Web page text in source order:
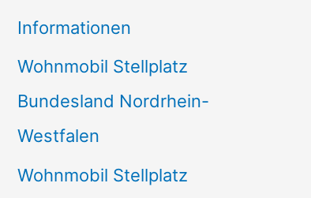
n
a
c
h
Informationen
Wohnmobil Stellplatz
Bundesland Nordrhein-
Westfalen
Wohnmobil Stellplatz